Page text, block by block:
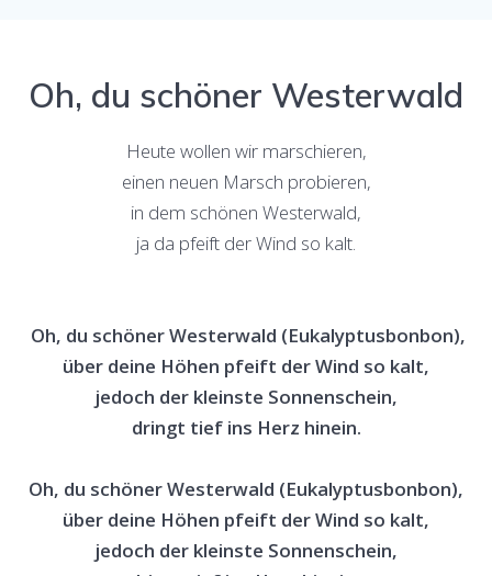
Oh, du schöner Westerwald
Heute wollen wir marschieren,
einen neuen Marsch probieren,
in dem schönen Westerwald,
ja da pfeift der Wind so kalt.
Oh, du schöner Westerwald (Eukalyptusbonbon),
über deine Höhen pfeift der Wind so kalt,
jedoch der kleinste Sonnenschein,
dringt tief ins Herz hinein.
Oh, du schöner Westerwald (Eukalyptusbonbon),
über deine Höhen pfeift der Wind so kalt,
jedoch der kleinste Sonnenschein,